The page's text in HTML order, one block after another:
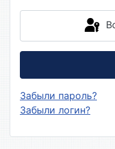
Забыли пароль?
Забыли логин?